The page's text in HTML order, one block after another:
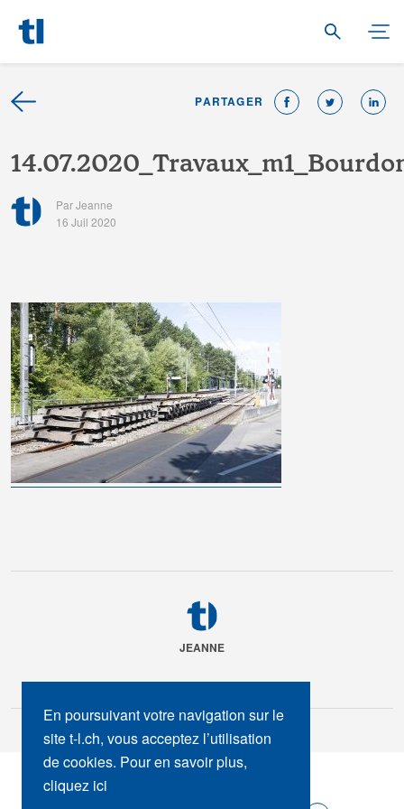
PARTAGER
14.07.2020 Travaux m1 Bourdo
Par Jeanne
16 Juil 2020
JEANNE
En poursuivant votre navigation sur le
site t-l.ch, vous acceptez l’utilisation
de cookies. Pour en savoir plus,
cliquez ici